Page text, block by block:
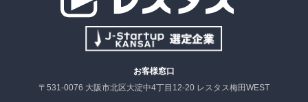
お客様窓口
〒531-0076 大阪市北区大淀中4丁目12-20 レスタス梅田WEST